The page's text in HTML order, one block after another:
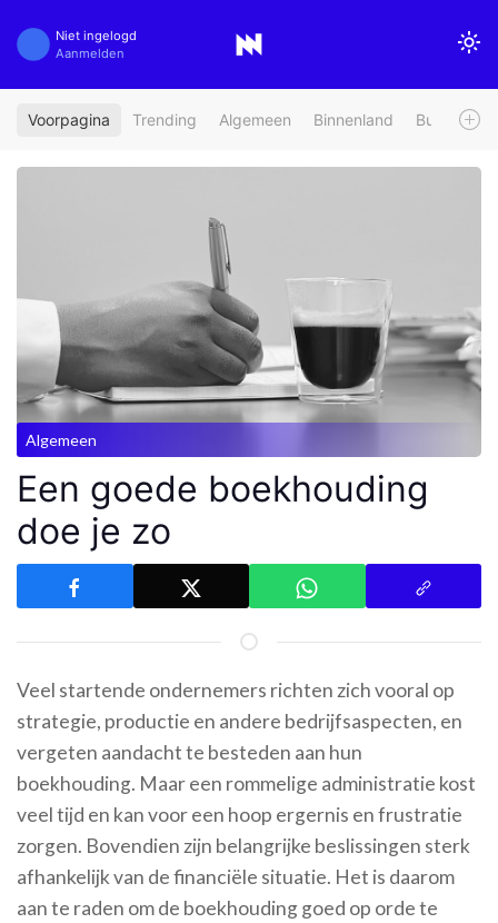
Niet ingelogd
Aanmelden
Voorpagina Trending Algemeen Binnenland Buitenland
Algemeen
Een goede boekhouding
doe je zo
Veel startende ondernemers richten zich vooral op
strategie, productie en andere bedrijfsaspecten, en
vergeten aandacht te besteden aan hun
boekhouding. Maar een rommelige administratie kost
veel tijd en kan voor een hoop ergernis en frustratie
zorgen. Bovendien zijn belangrijke beslissingen sterk
afhankelijk van de financiële situatie. Het is daarom
aan te raden om de boekhouding goed op orde te